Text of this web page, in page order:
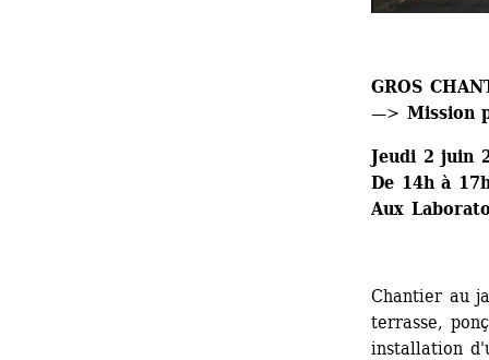
GROS
—> Mission
Jeudi 2 juin
De 14h à
Aux
Chantier au
terrasse,
installation